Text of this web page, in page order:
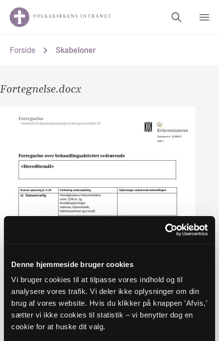
Denne hjemmeside bruger cookies
Vi bruger cookies til at tilpasse vores indhold og til
analysere vores trafik. Vi deler ikke oplysninger om din
brug af vores website. Hvis du klikker på knappen ’Afvis,’
sætter vi ikke cookies til statistik – vi benytter dog en
cookie for at huske dit valg.
Forside Skabeloner
Fortegnelse.docx